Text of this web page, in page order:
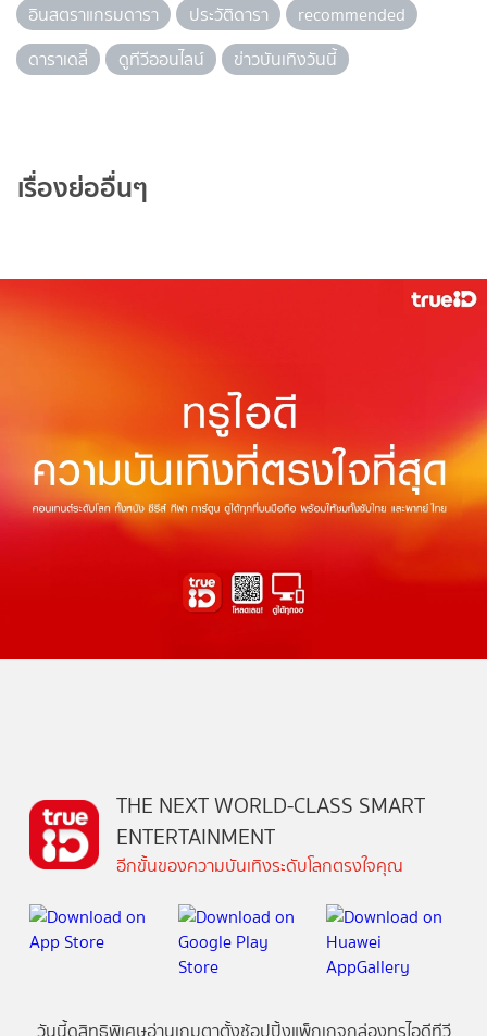
อินสตราแกรมดารา
ประวัติดารา
recommended
ดาราเดลี่
ดูทีวีออนไลน์ ข่าวบันเทิงวันนี้
เรื่องย่ออื่นๆ
THE NEXT WORLD-CLASS SMART
ENTERTAINMENT
อีกขั้นของความบันเทิงระดับโลกตรงใจคุณ